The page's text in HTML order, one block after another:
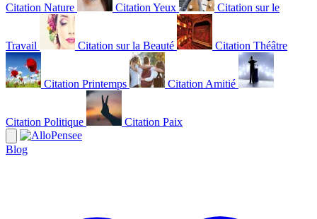
Citation Nature Citation Yeux Citation sur le
Travail Citation sur la Beauté Citation Théâtre
Citation Printemps Citation Amitié
Citation Politique Citation Paix
Blog